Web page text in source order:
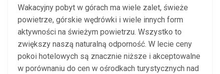
Wakacyjny pobyt w górach ma wiele zalet, świeże
powietrze, górskie wędrówki i wiele innych form
aktywności na świeżym powietrzu. Wszystko to
zwiększy naszą naturalną odporność. W lecie ceny
pokoi hotelowych są znacznie niższe i akceptowalne
w porównaniu do cen w ośrodkach turystycznych nad